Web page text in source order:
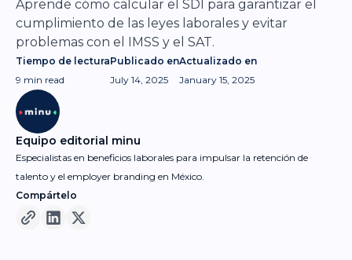
Aprende cómo calcular el SDI para garantizar el
cumplimiento de las leyes laborales y evitar
problemas con el IMSS y el SAT.
Tiempo de lectura
9 min read
Publicado en
July 14, 2025
Actualizado en
January 15, 2025
Equipo editorial minu
Especialistas en beneficios laborales para impulsar la retención de
talento y el employer branding en México.
Compártelo